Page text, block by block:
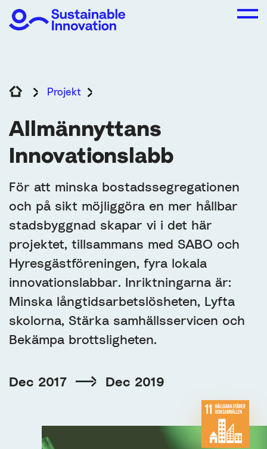
Projekt
Allmännyttans
Innovationslabb
För att minska bostadssegregationen
och på sikt möjliggöra en mer hållbar
stadsbyggnad skapar vi i det här
projektet, tillsammans med SABO och
Hyresgästföreningen, fyra lokala
innovationslabbar. Inriktningarna är:
Minska långtidsarbetslösheten, Lyfta
skolorna, Stärka samhällsservicen och
Bekämpa brottsligheten.
Dec 2017 Dec 2019